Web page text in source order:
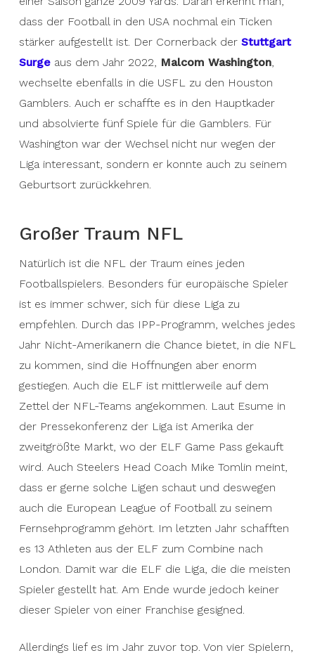
dass der Football in den USA nochmal ein Ticken
stärker aufgestellt ist. Der Cornerback der Stuttgart
Surgeaus dem Jahr 2022, Malcom Washington,
wechselte ebenfalls in die USFL zu den Houston
Gamblers. Auch er schaffte es in den Hauptkader
und absolvierte fünf Spiele für die Gamblers. Für
Washington war der Wechsel nicht nur wegen der
Liga interessant, sondern er konnte auch zu seinem
Geburtsort zurückkehren.
Großer Traum NFL
Natürlich ist die NFL der Traum eines jeden
Footballspielers. Besonders für europäische Spieler
ist es immer schwer, sich für diese Liga zu
empfehlen. Durch das IPP-Programm, welches jedes
Jahr Nicht-Amerikanern die Chance bietet, in die NFL
zu kommen, sind die Hoffnungen aber enorm
gestiegen. Auch die ELF ist mittlerweile auf dem
Zettel der NFL-Teams angekommen. Laut Esume in
der Pressekonferenz der Liga ist Amerika der
zweitgrößte Markt, wo der ELF Game Pass gekauft
wird. Auch Steelers Head Coach Mike Tomlin meint,
dass er gerne solche Ligen schaut und deswegen
auch die European League of Football zu seinem
Fernsehprogramm gehört. Im letzten Jahr schafften
es 13 Athleten aus der ELF zum Combine nach
London. Damit war die ELF die Liga, die die meisten
Spieler gestellt hat. Am Ende wurde jedoch keiner
dieser Spieler von einer Franchise gesigned.
Allerdings lief es im Jahr zuvor top. Von vier Spielern,